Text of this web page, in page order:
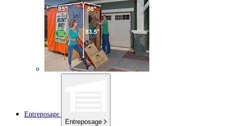
Entreposage
Entreposage